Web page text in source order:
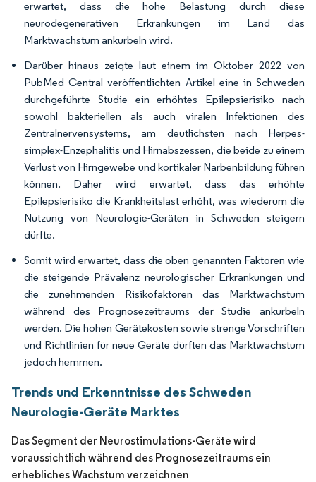
erwartet, dass die hohe Belastung durch diese
neurodegenerativen Erkrankungen im Land das
Marktwachstum ankurbeln wird.
Darüber hinaus zeigte laut einem im Oktober 2022 von
PubMed Central veröffentlichten Artikel eine in Schweden
durchgeführte Studie ein erhöhtes Epilepsierisiko nach
sowohl bakteriellen als auch viralen Infektionen des
Zentralnervensystems, am deutlichsten nach Herpes-
simplex-Enzephalitis und Hirnabszessen, die beide zu einem
Verlust von Hirngewebe und kortikaler Narbenbildung führen
können. Daher wird erwartet, dass das erhöhte
Epilepsierisiko die Krankheitslast erhöht, was wiederum die
Nutzung von Neurologie-Geräten in Schweden steigern
dürfte.
Somit wird erwartet, dass die oben genannten Faktoren wie
die steigende Prävalenz neurologischer Erkrankungen und
die zunehmenden Risikofaktoren das Marktwachstum
während des Prognosezeitraums der Studie ankurbeln
werden. Die hohen Gerätekosten sowie strenge Vorschriften
und Richtlinien für neue Geräte dürften das Marktwachstum
jedoch hemmen.
Trends und Erkenntnisse des Schweden
Neurologie-Geräte Marktes
Das Segment der Neurostimulations-Geräte wird
voraussichtlich während des Prognosezeitraums ein
erhebliches Wachstum verzeichnen